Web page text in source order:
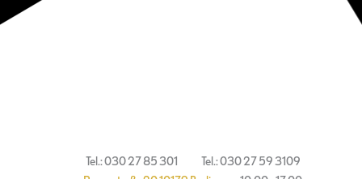
Tel.: 030 27 85 301
Tel.: 030 27 59 3109